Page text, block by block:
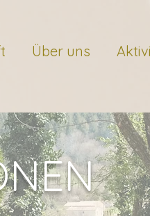
Über uns